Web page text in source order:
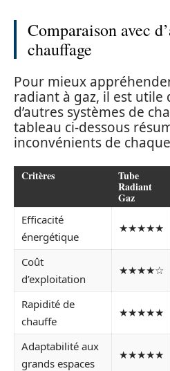
Comparaison avec
chauffage
Pour mieux
radiant à gaz, il est utile
d’autres systèmes de
tableau ci-dessous
inconvénients de
Critères Tube
Radiant
Gaz
Efficacité
énergétique
★★★★★
Coût
d’exploitation
★★★★☆
Rapidité de
chauffe
★★★★★
Adaptabilité aux
grands espaces
★★★★★